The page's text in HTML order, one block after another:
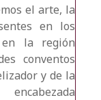
el arte, la
en los
en la región
conventos
y de la